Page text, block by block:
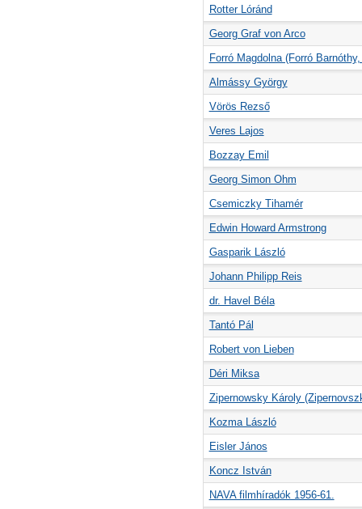
Rotter Lóránd
Georg Graf von Arco
Forró Magdolna (Forró
Almássy György
Vörös Rezső
Veres Lajos
Bozzay Emil
Georg Simon Ohm
Csemiczky Tihamér
Edwin Howard Armstrong
Gasparik László
Johann Philipp Reis
dr. Havel Béla
Tantó Pál
Robert von Lieben
Déri Miksa
Zipernowsky Károly
Kozma László
Eisler János
Koncz István
NAVA filmhíradók 1956-61.